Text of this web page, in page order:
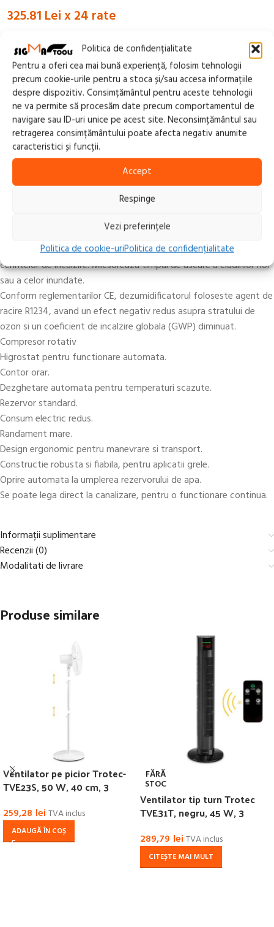
Politica de confidențialitate
Pentru a oferi cea mai bună experiență, folosim tehnologii
precum cookie-urile pentru a stoca și/sau accesa informațiile
despre dispozitiv. Consimțământul pentru aceste tehnologii
ne va permite să procesăm date precum comportamentul de
navigare sau ID-uri unice pe acest site. Neconsimțământul sau
retragerea consimțământului poate afecta negativ anumite
caracteristici și funcții.
Accept
Respinge
Vezi preferințele
Politica de cookie-uriPolitica de confidențialitate
325.81 Lei x 24 rate
SKU:DH26
Categorii: DEZUMIDIFICATOARE AER,DEZUMIDIFICATOARE,
RACITOARE AER, VENTILATOARE
Share:
Descriere
Dezumidificatoarele profesionale previn formarea ruginii,
mucegaiului, petelor. Reduc timpul de eliminare a umezelii.
Regularizeaza diferentele de umiditate intre anotimpuri. Reduc
cheltuielile de intretinere si depozitare. Contribuie la scaderea
cerintelor de incalzire. Micsoreaza timpul de uscare a cladirilor noi
sau a celor inundate.
Conform reglementarilor CE, dezumidificatorul foloseste agent de
racire R1234, avand un efect negativ redus asupra stratului de
ozon si un coeficient de incalzire globala (GWP) diminuat.
Compresor rotativ
Higrostat pentru functionare automata.
Contor orar.
Dezghetare automata pentru temperaturi scazute.
Rezervor standard.
Consum electric redus.
Randament mare.
Design ergonomic pentru manevrare si transport.
Constructie robusta si fiabila, pentru aplicatii grele.
Oprire automata la umplerea rezervorului de apa.
Se poate lega direct la canalizare, pentru o functionare continua.
Informații suplimentare
Recenzii (0)
Modalitati de livrare
Produse similare
Ventilator pe picior Trotec-
TVE23S, 50 W, 40 cm, 3
259,28 lei TVA inclus
ADAUGĂ ÎN COȘ
FĂRĂ
STOC
Ventilator tip turn Trotec
TVE31T, negru, 45 W, 3
289,79 lei TVA inclus
CITEȘTE MAI MULT